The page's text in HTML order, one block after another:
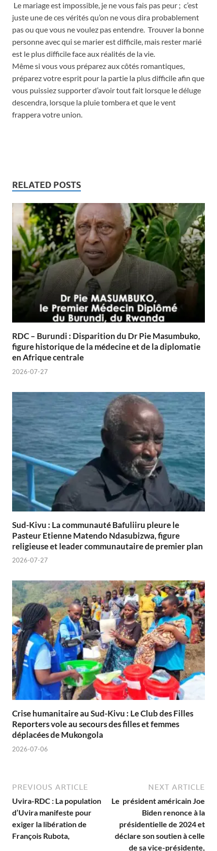
Le mariage est impossible, je ne vous fais pas peur ; c’est
juste une de ces vérités qu’on ne vous dira probablement
pas ou que vous ne voulez pas entendre. Trouver la bonne
personne avec qui se marier est difficile, mais rester marié
est le plus difficile face aux réalités de la vie.
Même si vous vous préparez aux côtés romantiques,
préparez votre esprit pour la partie la plus difficile afin que
vous puissiez supporter d’avoir tout fait lorsque le déluge
descendra, lorsque la pluie tombera et que le vent
frappera votre union.
RELATED POSTS
RDC – Burundi : Disparition du Dr Pie Masumbuko,
figure historique de la médecine et de la diplomatie
en Afrique centrale
2026-07-27
Sud-Kivu : La communauté Bafuliiru pleure le
Pasteur Etienne Matendo Ndasubizwa, figure
religieuse et leader communautaire de premier plan
2026-07-27
Crise humanitaire au Sud-Kivu : Le Club des Filles
Reporters vole au secours des filles et femmes
déplacées de Mukongola
2026-07-06
PREVIOUS ARTICLE
Uvira-RDC : La population
d’Uvira manifeste pour
exiger la libération de
François Rubota,
NEXT ARTICLE
Le président américain Joe
Biden renonce à la
présidentielle de 2024 et
déclare son soutien à celle
de sa vice-présidente,